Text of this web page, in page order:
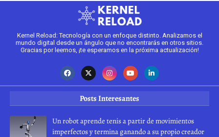
Kernel Reload: Tecnología con un enfoque distinto. Analizamos el
mundo digital desde un ángulo que no encontrarás en otros sitios.
Gracias por leernos, ¡te esperamos en la próxima actualización!
Posts Interesantes
Un robot aprende tenis a partir de movimientos
imperfectos y termina ganando a su propio creador